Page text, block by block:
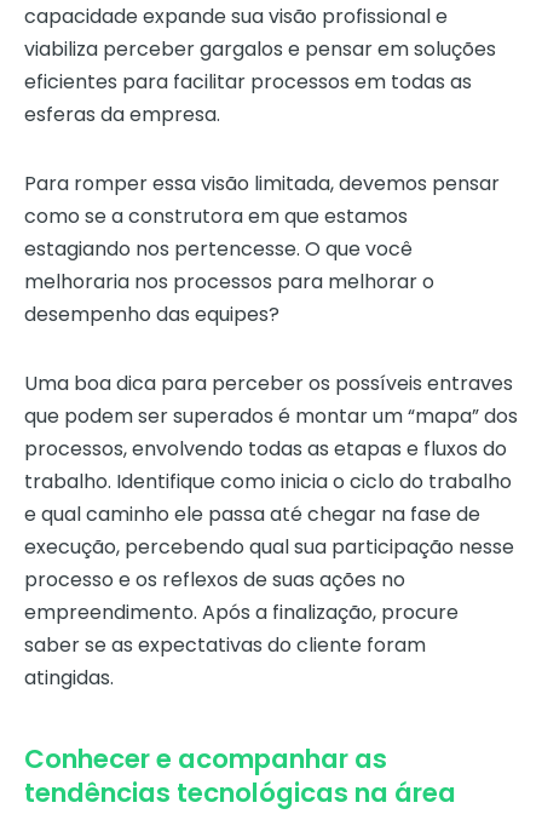
capacidade expande sua visão profissional e
viabiliza perceber gargalos e pensar em soluções
eficientes para facilitar processos em todas as
esferas da empresa.
Para romper essa visão limitada, devemos pensar
como se a construtora em que estamos
estagiando nos pertencesse. O que você
melhoraria nos processos para melhorar o
desempenho das equipes?
Uma boa dica para perceber os possíveis entraves
que podem ser superados é montar um “mapa” dos
processos, envolvendo todas as etapas e fluxos do
trabalho. Identifique como inicia o ciclo do trabalho
e qual caminho ele passa até chegar na fase de
execução, percebendo qual sua participação nesse
processo e os reflexos de suas ações no
empreendimento. Após a finalização, procure
saber se as expectativas do cliente foram
atingidas.
Conhecer e acompanhar as
tendências tecnológicas na área